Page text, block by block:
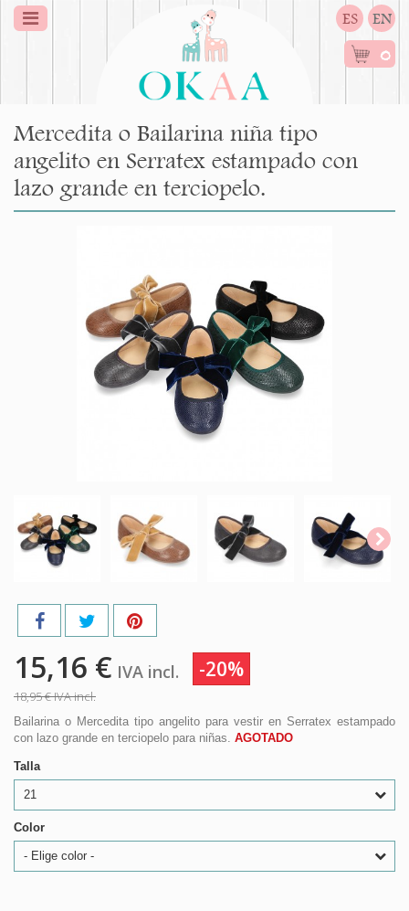
ES EN
0
Mercedita o Bailarina niña tipo
angelito en Serratex estampado con
lazo grande en terciopelo.
15,16 € IVA incl. -20%
18,95 €IVA incl.
Bailarina o Mercedita tipo angelito para vestir en Serratex estampado
con lazo grande en terciopelo para niñas. AGOTADO
Talla
21
Color
- Elige color -